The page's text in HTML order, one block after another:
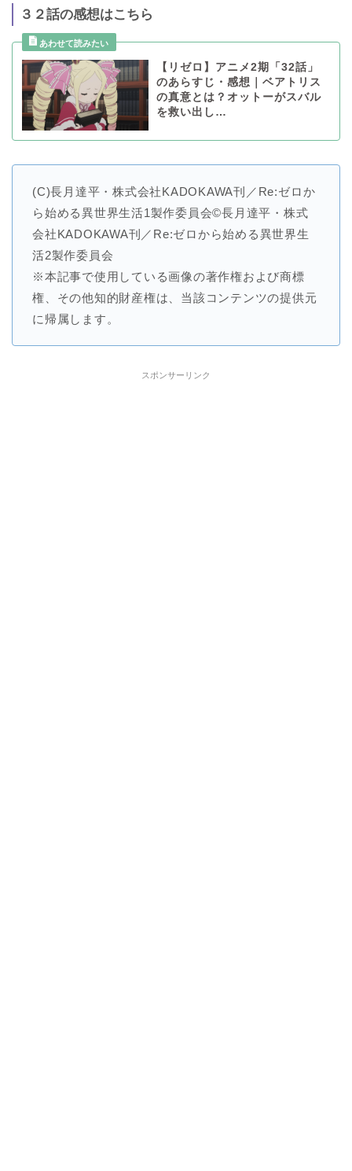
３２話の感想はこちら
【リゼロ】アニメ2期「32話」
のあらすじ・感想｜ベアトリス
の真意とは？オットーがスバル
を救い出し…
(C)長月達平・株式会社KADOKAWA刊／Re:ゼロか
ら始める異世界生活1製作委員会©長月達平・株式
会社KADOKAWA刊／Re:ゼロから始める異世界生
活2製作委員会
※本記事で使用している画像の著作権および商標
権、その他知的財産権は、当該コンテンツの提供元
に帰属します。
スポンサーリンク